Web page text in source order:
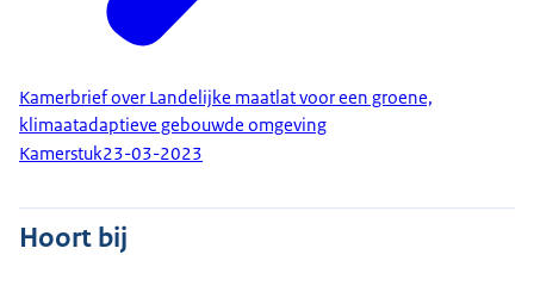
Kamerbrief over Landelijke maatlat voor een groene,
klimaatadaptieve gebouwde omgeving
Kamerstuk23-03-2023
Hoort bij